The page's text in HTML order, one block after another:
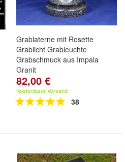
Grablaterne mit Rosette
Grablicht Grableuchte
Grabschmuck aus Impala
Granit
82,00 €
Kostenloser Versand
38